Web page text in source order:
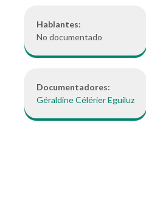
Hablantes:
No documentado
Documentadores:
Géraldine Célérier Eguiluz